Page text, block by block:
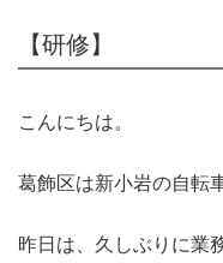
【研修】
こんにちは。
葛飾区は新小岩の自転
昨日は、久しぶりに業